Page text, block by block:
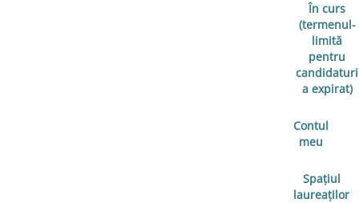
În curs
(termenul-
limită
pentru
candidaturi
a expirat)
Contul
meu
Spațiul
laureaților